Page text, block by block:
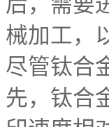
钛合金3D
等。在领
如发动机
制造个性